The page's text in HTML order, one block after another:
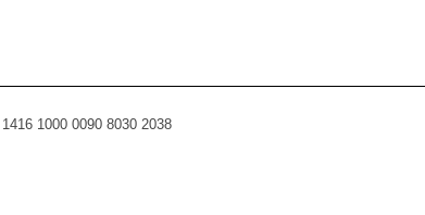
1000 0090 8030 2038